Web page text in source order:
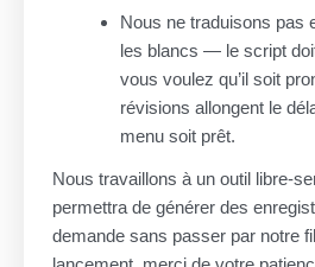
Nous ne traduisons pas
les blancs — le script
vous voulez qu’il soit
révisions allongent le
menu soit prêt.
Nous travaillons à un outil libre-
permettra de générer des
demande sans passer par notre